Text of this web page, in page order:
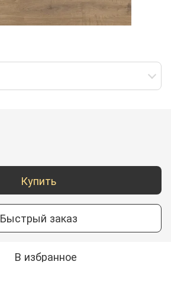
Купить
Быстрый заказ
В избранное